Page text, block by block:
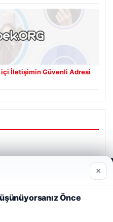
İletişimin Güvenli Adresi
iyi anlayabilmek,
amacıyla çerezler
×
Önce